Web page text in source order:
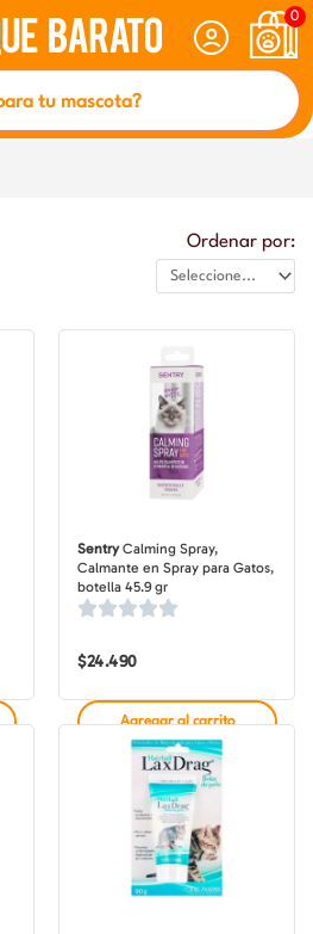
0
Ordenar por:
SentryCalming Spray,
Calmante en Spray para Gatos,
botella 45.9 gr
$24.490
Agregar al carrito